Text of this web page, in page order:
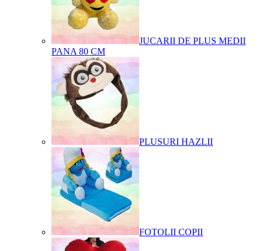
JUCARII DE PLUS MEDII
PANA 80 CM
PLUSURI HAZLII
FOTOLII COPII